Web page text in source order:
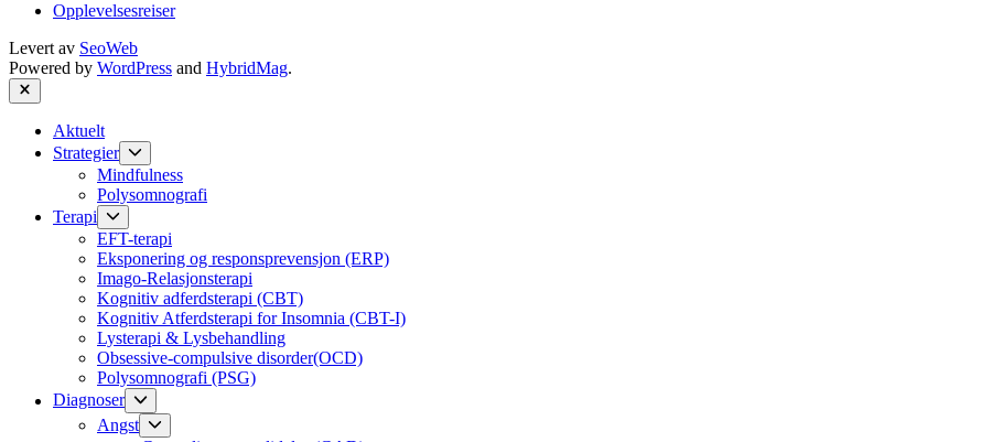
Opplevelsesreiser
Levert av SeoWeb
Powered by WordPress and HybridMag.
Close
Aktuelt
Strategier
sub
menu
Mindfulness
Polysomnografi
Terapi
sub
menu
EFT-terapi
Eksponering og responsprevensjon (ERP)
Imago-Relasjonsterapi
Kognitiv adferdsterapi (CBT)
Kognitiv Atferdsterapi for Insomnia (CBT-I)
Lysterapi & Lysbehandling
Obsessive-compulsive disorder(OCD)
Polysomnografi (PSG)
Diagnoser
Show
sub
menu
Angst